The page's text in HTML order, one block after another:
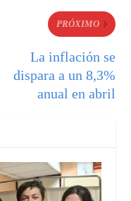
PRÓXIMO
La inflación se
dispara a un 8,3%
anual en abril